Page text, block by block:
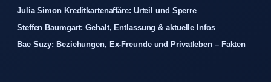
Julia Simon Kreditkartenaffäre: Urteil und Sperre
Steffen Baumgart: Gehalt, Entlassung & aktuelle Infos
Bae Suzy: Beziehungen, Ex-Freunde und Privatleben – Fakten